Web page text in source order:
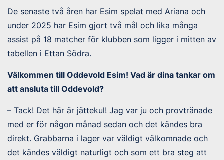
De senaste två åren har Esim spelat med Ariana och
under 2025 har Esim gjort två mål och lika många
assist på 18 matcher för klubben som ligger i mitten av
tabellen i Ettan Södra.
Välkommen till Oddevold Esim! Vad är dina tankar om
att ansluta till Oddevold?
– Tack! Det här är jättekul! Jag var ju och provtränade
med er för någon månad sedan och det kändes bra
direkt. Grabbarna i lager var väldigt välkomnade och
det kändes väldigt naturligt och som ett bra steg att